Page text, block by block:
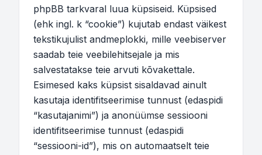
phpBB tarkvaral luua küpsiseid. Küpsised
(ehk ingl. k “cookie”) kujutab endast väikest
tekstikujulist andmeplokki, mille veebiserver
saadab teie veebilehitsejale ja mis
salvestatakse teie arvuti kõvakettale.
Esimesed kaks küpsist sisaldavad ainult
kasutaja identifitseerimise tunnust (edaspidi
“kasutajanimi”) ja anonüümse sessiooni
identifitseerimise tunnust (edaspidi
“sessiooni-id”), mis on automaatselt teie